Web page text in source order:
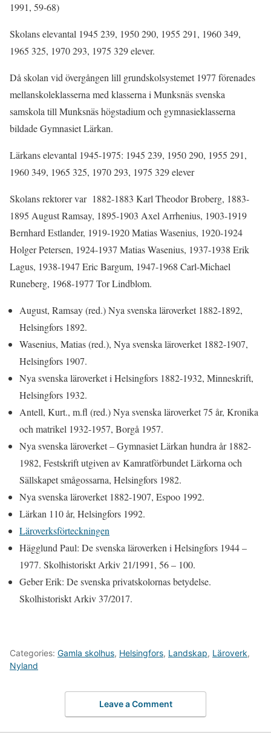
1991, 59-68)
Skolans elevantal 1945 239, 1950 290, 1955 291, 1960 349,
1965 325, 1970 293, 1975 329 elever.
Då skolan vid övergången lill grundskolsystemet 1977 förenades
mellanskoleklasserna med klasserna i Munksnäs svenska
samskola till Munksnäs högstadium och gymnasieklasserna
bildade Gymnasiet Lärkan.
Lärkans elevantal 1945-1975: 1945 239, 1950 290, 1955 291,
1960 349, 1965 325, 1970 293, 1975 329 elever
Skolans rektorer var 1882-1883 Karl Theodor Broberg, 1883-
1895 August Ramsay, 1895-1903 Axel Arrhenius, 1903-1919
Bernhard Estlander, 1919-1920 Matias Wasenius, 1920-1924
Holger Petersen, 1924-1937 Matias Wasenius, 1937-1938 Erik
Lagus, 1938-1947 Eric Bargum, 1947-1968 Carl-Michael
Runeberg, 1968-1977 Tor Lindblom.
August, Ramsay (red.) Nya svenska läroverket 1882-1892,
Helsingfors 1892.
Wasenius, Matias (red.), Nya svenska läroverket 1882-1907,
Helsingfors 1907.
Nya svenska läroverket i Helsingfors 1882-1932, Minneskrift,
Helsingfors 1932.
Antell, Kurt., m.fl (red.) Nya svenska läroverket 75 år, Kronika
och matrikel 1932-1957, Borgå 1957.
Nya svenska läroverket – Gymnasiet Lärkan hundra år 1882-
1982, Festskrift utgiven av Kamratförbundet Lärkorna och
Sällskapet smågossarna, Helsingfors 1982.
Nya svenska läroverket 1882-1907, Espoo 1992.
Lärkan 110 år, Helsingfors 1992.
Läroverksförteckningen
Hägglund Paul: De svenska läroverken i Helsingfors 1944 –
1977. Skolhistoriskt Arkiv 21/1991, 56 – 100.
Geber Erik: De svenska privatskolornas betydelse.
Skolhistoriskt Arkiv 37/2017.
Categories: Gamla skolhus, Helsingfors, Landskap, Läroverk,
Nyland
Leave a Comment